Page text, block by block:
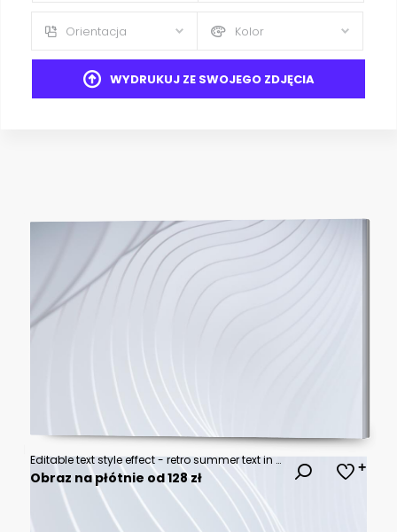
Orientacja Kolor
WYDRUKUJ ZE SWOJEGO ZDJĘCIA
Editable text style effect - retro summer text in grunge style theme
Obraz na płótnie od 128 zł